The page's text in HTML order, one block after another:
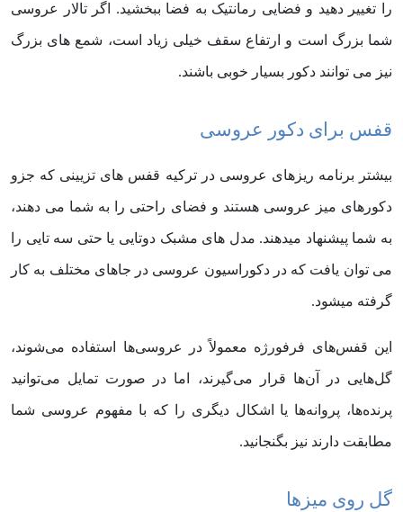
را تغییر دهید و فضایی رمانتیک به فضا ببخشید. اگر تالار عروسی
شما بزرگ است و ارتفاع سقف خیلی زیاد است، شمع های بزرگ
نیز می توانند دکور بسیار خوبی باشند.
قفس برای دکور عروسی
بیشتر برنامه ریزهای عروسی در ترکیه قفس های تزیینی که جزو
دکورهای میز عروسی هستند و فضای راحتی را به شما می دهند،
به شما پیشنهاد میدهند. مدل های مشبک دوتایی یا حتی سه تایی را
می توان یافت که در دکوراسیون عروسی در جاهای مختلف به کار
گرفته میشود.
این قفس‌های فرفورژه معمولاً در عروسی‌ها استفاده می‌شوند،
گل‌هایی در آن‌ها قرار می‌گیرند، اما در صورت تمایل می‌توانید
پرنده‌ها، پروانه‌ها یا اشکال دیگری را که با مفهوم عروسی شما
مطابقت دارند نیز بگنجانید.
گل روی میزها